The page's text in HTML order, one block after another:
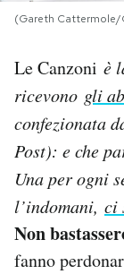
SHOP
CALENDARIO
AREA
Area
(Gareth Cattermole/
Le Canzoni è
ricevono gli
confezionata
Post): e che
Una per ogni
l’indomani, ci
Non
fanno